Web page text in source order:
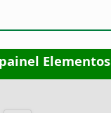
Elementos